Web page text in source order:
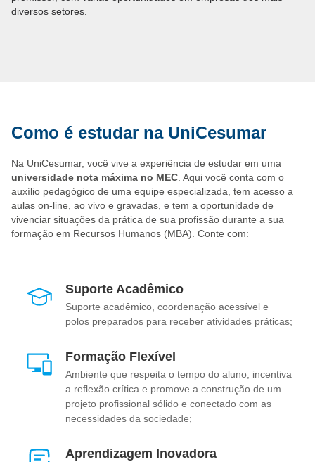
diversos setores.
Como é estudar na UniCesumar
Na UniCesumar, você vive a experiência de estudar em uma
universidade nota máxima no MEC. Aqui você conta com o
auxílio pedagógico de uma equipe especializada, tem acesso a
aulas on-line, ao vivo e gravadas, e tem a oportunidade de
vivenciar situações da prática de sua profissão durante a sua
formação em Recursos Humanos (MBA). Conte com:
Suporte Acadêmico
Suporte acadêmico, coordenação acessível e
polos preparados para receber atividades práticas;
Formação Flexível
Ambiente que respeita o tempo do aluno, incentiva
a reflexão crítica e promove a construção de um
projeto profissional sólido e conectado com as
necessidades da sociedade;
Aprendizagem Inovadora